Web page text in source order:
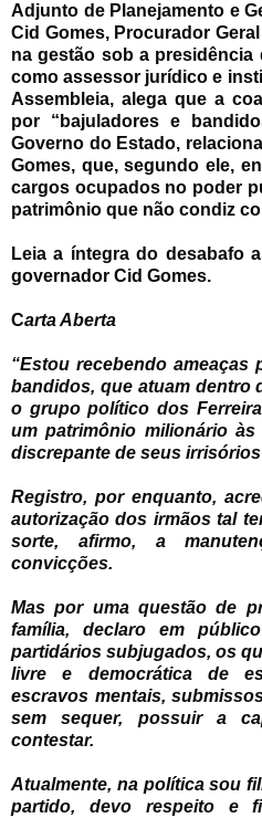
Adjunto de Planejamento e
Cid Gomes, Procurador
na gestão sob a presidência
como assessor jurídico e
Assembleia, alega que a
por “bajuladores e
Governo do Estado,
Gomes, que, segundo ele,
cargos ocupados no poder
patrimônio que não condiz
Leia a íntegra do desabafo
governador Cid Gomes.
Carta Aberta
“Estou recebendo ameaças
bandidos, que atuam dentro
o grupo político dos
um patrimônio milionário
discrepante de seus
Registro, por enquanto,
autorização dos irmãos tal
sorte, afirmo, a
convicções.
Mas por uma questão de
família, declaro em
partidários subjugados, os
livre e democrática de
escravos mentais,
sem sequer, possuir a
contestar.
Atualmente, na política sou
partido, devo respeito e